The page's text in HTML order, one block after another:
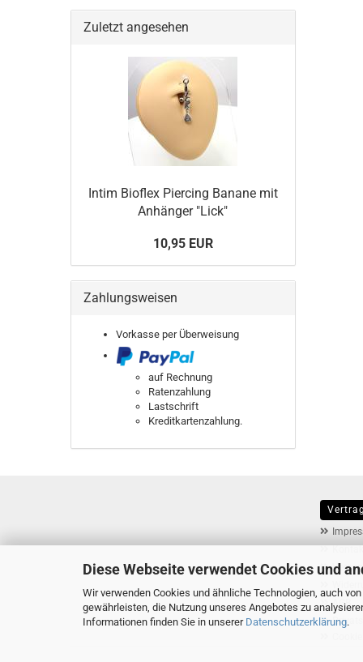
Diese Webseite verwendet Cookies und
Wir verwenden Cookies und ähnliche Technologien, auch
gewährleisten, die Nutzung unseres Angebotes zu
Informationen finden Sie in unserer Datenschutzerklärung.
Zuletzt angesehen
Intim Bioflex Piercing Banane mit
Anhänger "Lick"
10,95 EUR
Zahlungsweisen
Vorkasse per Überweisung
auf Rechnung
Ratenzahlung
Lastschrift
Kreditkartenzahlung.
MEHR
AGB